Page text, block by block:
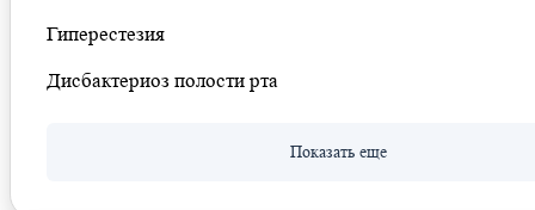
Гиперестезия
Дисбактериоз полости рта